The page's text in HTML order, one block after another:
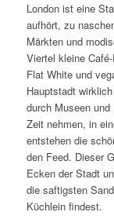
London ist eine
aufhört, zu
Märkten und
Viertel kleine
Flat White und
Hauptstadt
durch Museen
Zeit nehmen, in
entstehen die
den Feed. Dieser
Ecken der Stadt
die saftigsten
Küchlein findest.